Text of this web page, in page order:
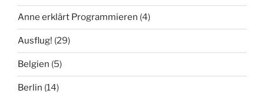
Anne erklärt Programmieren (4)
Ausflug! (29)
Belgien (5)
Berlin (14)